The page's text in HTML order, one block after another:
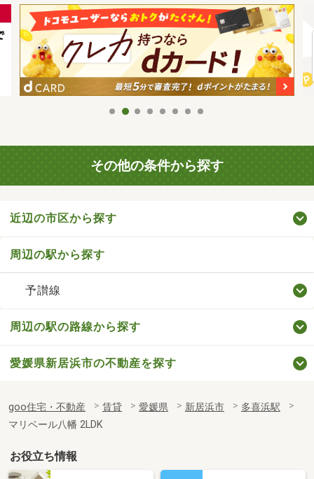
その他の条件から探す
近辺の市区から探す
周辺の駅から探す
予讃線
周辺の駅の路線から探す
愛媛県新居浜市の不動産を探す
goo住宅・不動産 賃貸 愛媛県 新居浜市
多喜浜駅
マリベール八幡 2LDK
お役立ち情報